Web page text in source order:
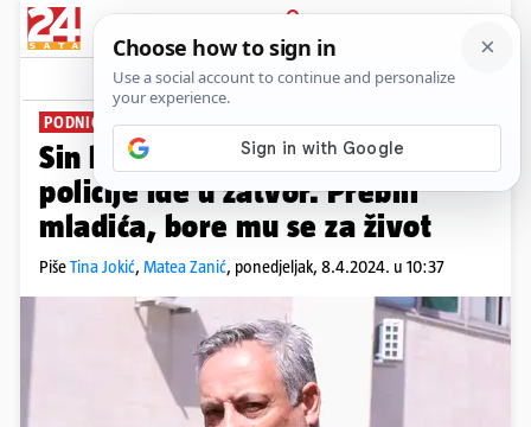
PRIJAVA
News Komentari
PODNIO OSTAVKU
Sin bivšeg načelnika splitske
policije ide u zatvor. Prebili
mladića, bore mu se za život
PišeTina Jokić, Matea Zanić, ponedjeljak, 8.4.2024. u 10:37